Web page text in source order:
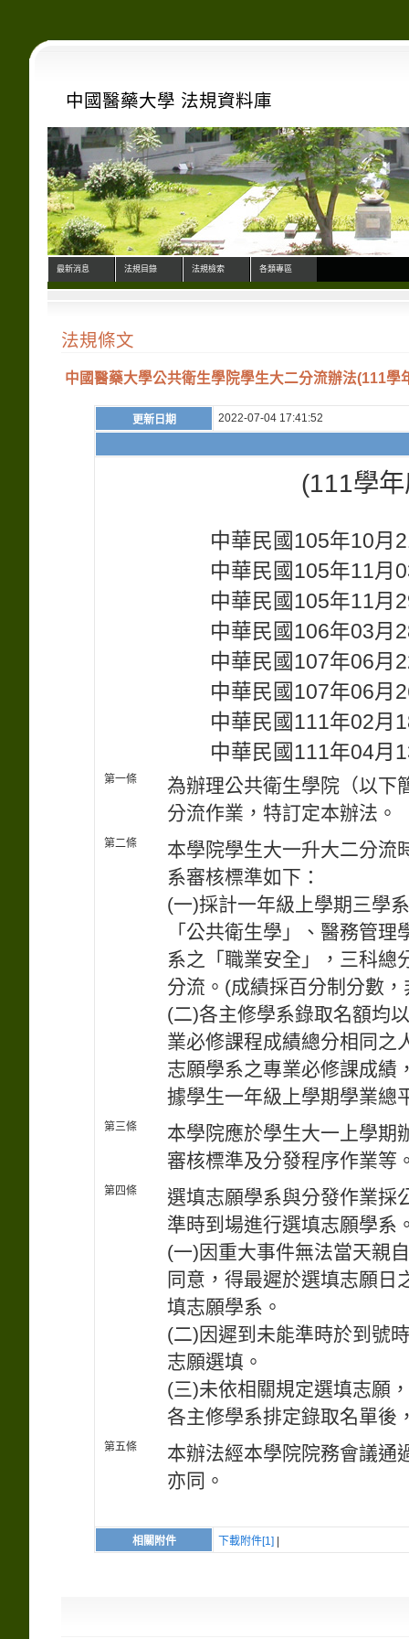
中國醫藥大學 法規資料庫
最新消息 法規目錄 法規檢索 各類專區
法規條文
中國醫藥大學公共衛生學院學生大二分流辦法(111學
更新日期 2022-07-04 17:41:52
(111學
中華民國105年10月
中華民國105年11月
中華民國105年11月
中華民國106年03月
中華民國107年06月
中華民國107年06月
中華民國111年02月
中華民國111年04月
第一條
為辦理公共衛生學院（以下
分流作業，特訂定本辦法。
第二條
本學院學生大一升大二分流
系審核標準如下：
(一)採計一年級上學期三學
「公共衛生學」、醫務管
系之「職業安全」，三科總
分流。(成績採百分制分數
(二)各主修學系錄取名額均
業必修課程成績總分相同之
志願學系之專業必修課成績
據學生一年級上學期學業總
第三條
本學院應於學生大一上學期
審核標準及分發程序作業等
第四條
選填志願學系與分發作業採
準時到場進行選填志願學系
(一)因重大事件無法當天親
同意，得最遲於選填志願日
填志願學系。
(二)因遲到未能準時於到號
志願選填。
(三)未依相關規定選填志願
各主修學系排定錄取名單後
第五條
本辦法經本學院院務會議通
亦同。
相關附件 下載附件[1]